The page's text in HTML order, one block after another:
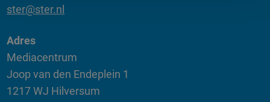
ster@ster.nl
Adres
Mediacentrum
Joop van den Endeplein 1
1217 WJ Hilversum